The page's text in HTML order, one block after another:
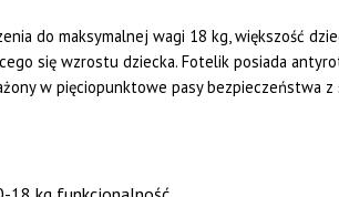
do maksymalnej wagi 18 kg, większość
się wzrostu dziecka. Fotelik posiada
w pięciopunktowe pasy bezpieczeństwa